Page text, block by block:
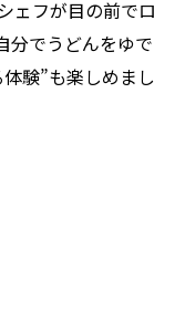
ェフが目の前でロ
分でうどんをゆで
験”も楽しめまし